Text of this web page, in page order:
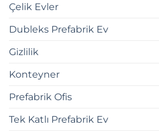
Çelik Evler
Dubleks Prefabrik Ev
Gizlilik
Konteyner
Prefabrik Ofis
Tek Katlı Prefabrik Ev